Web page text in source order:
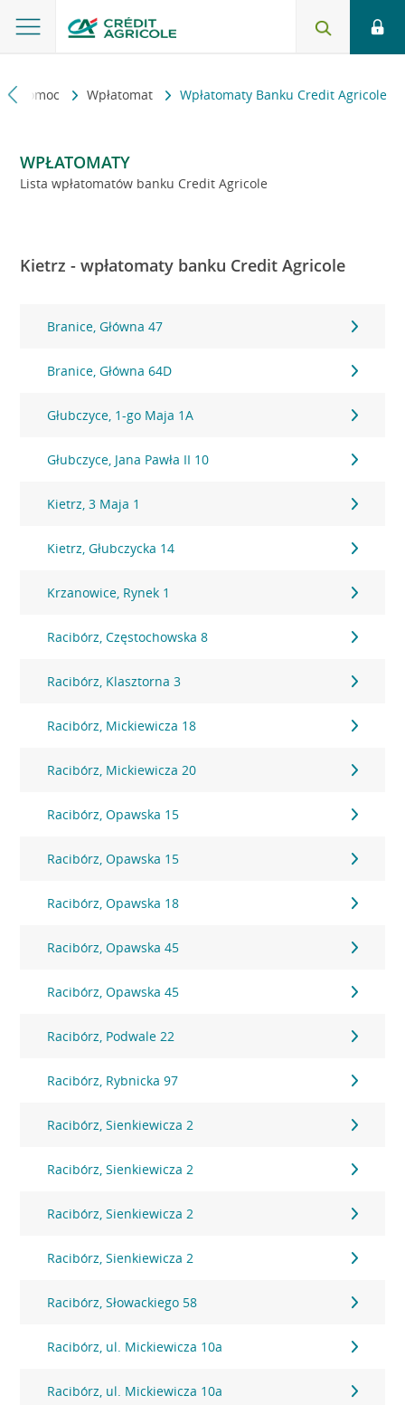
i pomoc Wpłatomat Wpłatomaty Banku Credit Agricole
WPŁATOMATY
Lista wpłatomatów banku Credit Agricole
Kietrz - wpłatomaty banku Credit Agricole
Branice, Główna 47
Branice, Główna 64D
Głubczyce, 1-go Maja 1A
Głubczyce, Jana Pawła II 10
Kietrz, 3 Maja 1
Kietrz, Głubczycka 14
Krzanowice, Rynek 1
Racibórz, Częstochowska 8
Racibórz, Klasztorna 3
Racibórz, Mickiewicza 18
Racibórz, Mickiewicza 20
Racibórz, Opawska 15
Racibórz, Opawska 15
Racibórz, Opawska 18
Racibórz, Opawska 45
Racibórz, Opawska 45
Racibórz, Podwale 22
Racibórz, Rybnicka 97
Racibórz, Sienkiewicza 2
Racibórz, Sienkiewicza 2
Racibórz, Sienkiewicza 2
Racibórz, Sienkiewicza 2
Racibórz, Słowackiego 58
Racibórz, ul. Mickiewicza 10a
Racibórz, ul. Mickiewicza 10a